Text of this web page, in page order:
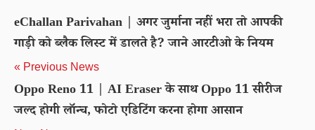
eChallan Parivahan | अगर जुर्माना नहीं भरा तो आपकी
गाड़ी को ब्लैक लिस्ट में डालते है? जाने आरटीओ के नियम
« Previous News
Oppo Reno 11 | AI Eraser के साथ Oppo 11 सीरीज
जल्द होगी लॉन्च, फोटो एडिटिंग करना होगा आसान